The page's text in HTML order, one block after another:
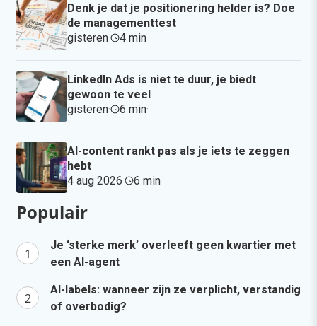
Denk je dat je positionering helder is? Doe
de managementtest
gisteren· 4 min·
LinkedIn Ads is niet te duur, je biedt
gewoon te veel
gisteren· 6 min·
AI-content rankt pas als je iets te zeggen
hebt
4 aug 2026· 6 min·
Populair
Je ‘sterke merk’ overleeft geen kwartier met
een AI-agent
AI-labels: wanneer zijn ze verplicht, verstandig
of overbodig?